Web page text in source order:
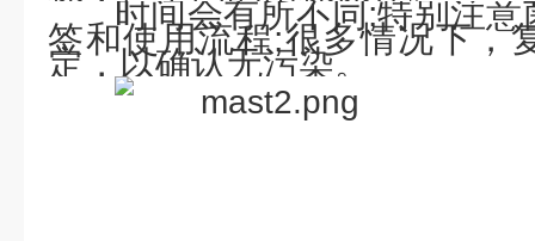
时间会有所不同;特别注意
签和使用流程;很多情况下，
定，以确认无污染。